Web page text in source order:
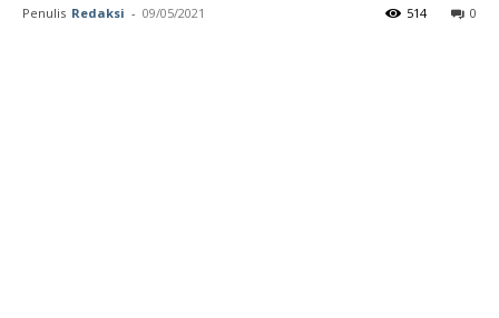
Penulis Redaksi - 09/05/2021 0
514